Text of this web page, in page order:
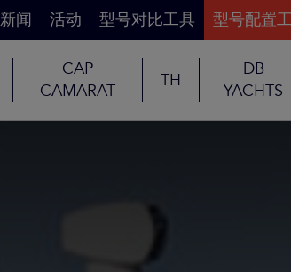
新闻 活动 型号对比工具 型号配置
CAP
CAMARAT
TH
DB
YACHTS